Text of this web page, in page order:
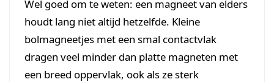
Wel goed om te weten: een magneet van elders
houdt lang niet altijd hetzelfde. Kleine
bolmagneetjes met een smal contactvlak
dragen veel minder dan platte magneten met
een breed oppervlak, ook als ze sterk